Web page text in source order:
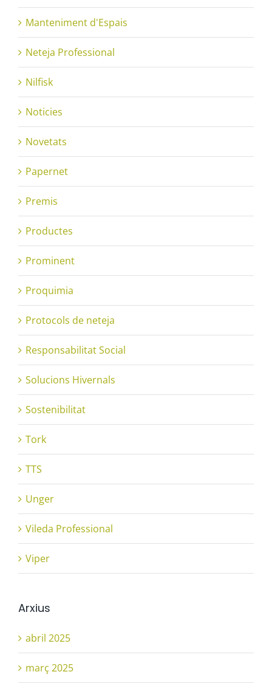
Manteniment d'Espais
Neteja Professional
Nilfisk
Noticies
Novetats
Papernet
Premis
Productes
Prominent
Proquimia
Protocols de neteja
Responsabilitat Social
Solucions Hivernals
Sostenibilitat
Tork
TTS
Unger
Vileda Professional
Viper
Arxius
abril 2025
març 2025